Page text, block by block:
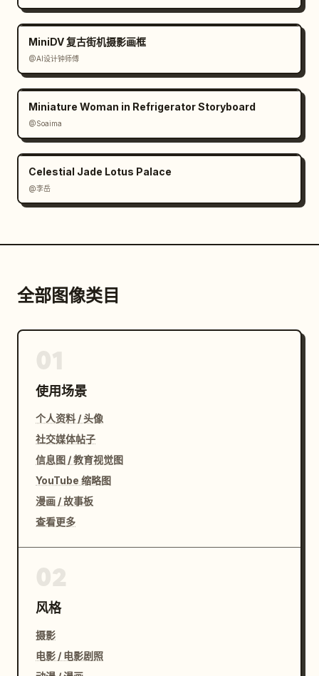
MiniDV 复古街机摄影画框
@AI设计钟师傅
Miniature Woman in Refrigerator Storyboard
@Soaima
Celestial Jade Lotus Palace
@李岳
全部图像类目
使用场景
个人资料 / 头像
社交媒体帖子
信息图 / 教育视觉图
YouTube 缩略图
漫画 / 故事板
查看更多
风格
摄影
电影 / 电影剧照